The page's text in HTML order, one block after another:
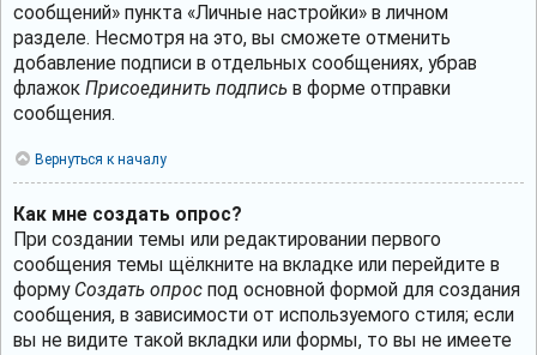
сообщений» пункта «Личные настройки» в личном
разделе. Несмотря на это, вы сможете отменить
добавление подписи в отдельных сообщениях, убрав
флажок Присоединить подпись в форме отправки
сообщения.
Вернуться к началу
Как мне создать опрос?
При создании темы или редактировании первого
сообщения темы щёлкните на вкладке или перейдите в
форму Создать опрос под основной формой для создания
сообщения, в зависимости от используемого стиля; если
вы не видите такой вкладки или формы, то вы не имеете